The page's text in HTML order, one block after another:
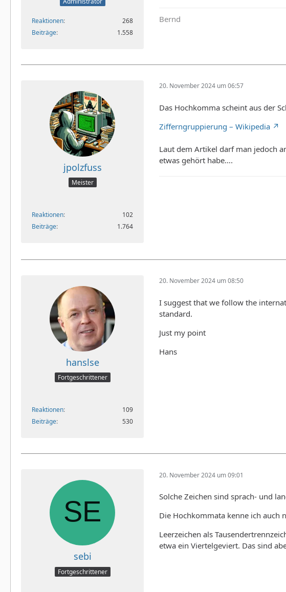
Reaktionen
268
Beiträge
1.558
Bernd
jpolzfuss
Meister
Reaktionen
102
Beiträge
1.764
20. November 2024 um 06:57
Das Hochkomma scheint aus der
Zifferngruppierung – Wikipedia
Laut dem Artikel darf man jedoch
etwas gehört habe….
hanslse
Fortgeschrittener
Reaktionen
109
Beiträge
530
20. November 2024 um 08:50
I suggest that we follow the
standard.
Just my point
Hans
sebi
Fortgeschrittener
20. November 2024 um 09:01
Solche Zeichen sind sprach- und
Die Hochkommata kenne ich auch
Leerzeichen als
etwa ein Viertelgeviert. Das sind